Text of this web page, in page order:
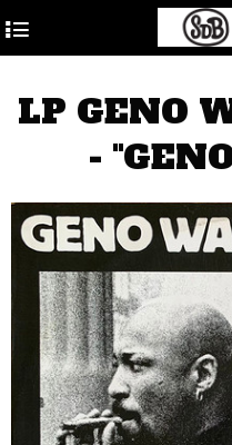
4
LP GENO
-